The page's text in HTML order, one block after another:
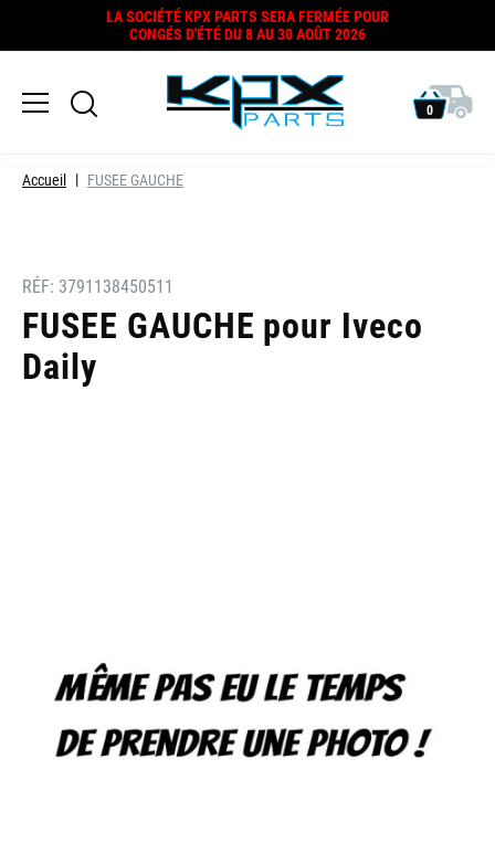
LA SOCIÉTÉ KPX PARTS SERA FERMÉE POUR
CONGÉS D'ÉTÉ DU 8 AU 30 AOÛT 2026
0
Accueil FUSEE GAUCHE
RÉF: 3791138450511
FUSEE GAUCHE pour Iveco
Daily